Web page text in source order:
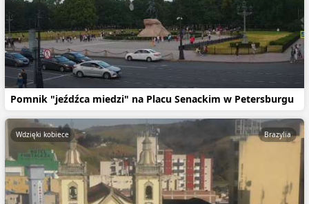
Pomnik "jeźdźca miedzi" na Placu Senackim w Petersburgu
Wdzięki kobiece Brazylia